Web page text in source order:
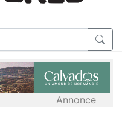
Annonce